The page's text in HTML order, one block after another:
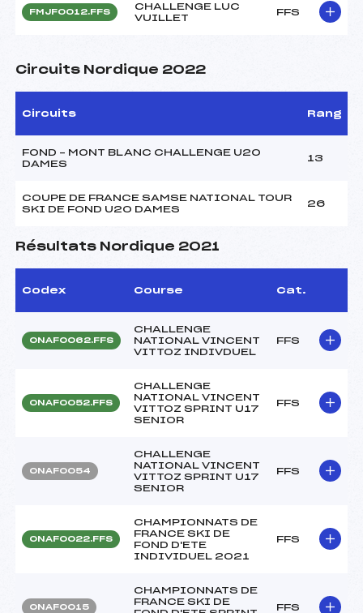
FMJF0012.FFS
CHALLENGE LUC
VUILLET
FFS
Circuits Nordique 2022
Circuits Rang
FOND – MONT BLANC CHALLENGE U20
DAMES
13
COUPE DE FRANCE SAMSE NATIONAL TOUR
SKI DE FOND U20 DAMES
26
Résultats Nordique 2021
Codex Course Cat.
ONAF0062.FFS
CHALLENGE
NATIONAL VINCENT
VITTOZ INDIVDUEL
FFS
ONAF0052.FFS
CHALLENGE
NATIONAL VINCENT
VITTOZ SPRINT U17
SENIOR
FFS
ONAF0054
CHALLENGE
NATIONAL VINCENT
VITTOZ SPRINT U17
SENIOR
FFS
ONAF0022.FFS
CHAMPIONNATS DE
FRANCE SKI DE
FOND D'ETE
INDIVIDUEL 2021
FFS
ONAF0015
CHAMPIONNATS DE
FRANCE SKI DE
FFS